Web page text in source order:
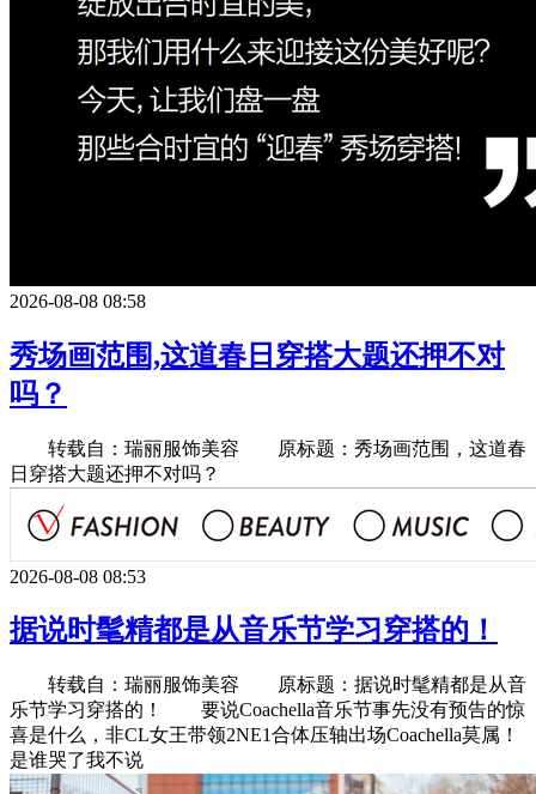
2026-08-08 08:58
秀场画范围,这道春日穿搭大题还押不对
吗？
转载自：瑞丽服饰美容 原标题：秀场画范围，这道春
日穿搭大题还押不对吗？
2026-08-08 08:53
据说时髦精都是从音乐节学习穿搭的！
转载自：瑞丽服饰美容 原标题：据说时髦精都是从音
乐节学习穿搭的！ 要说Coachella音乐节事先没有预告的惊
喜是什么，非CL女王带领2NE1合体压轴出场Coachella莫属！
是谁哭了我不说